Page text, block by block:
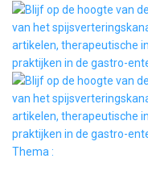
Thema :